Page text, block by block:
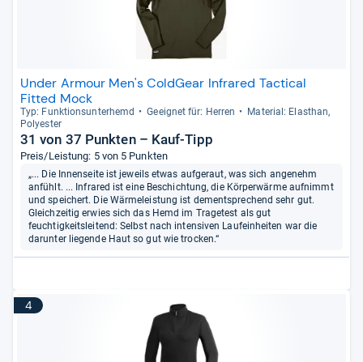
Under Armour Men's ColdGear Infrared Tactical
Fitted Mock
Typ: Funk­ti­ons­un­ter­hemd Geeig­net für: Her­ren
Mate­rial: Elasthan,
Poly­es­ter
31 von 37 Punkten – Kauf-Tipp
Preis/Leistung: 5 von 5 Punkten
„... Die Innenseite ist jeweils etwas aufgeraut, was sich angenehm
anfühlt. ... Infrared ist eine Beschichtung, die Körperwärme aufnimmt
und speichert. Die Wärmeleistung ist dementsprechend sehr gut.
Gleichzeitig erwies sich das Hemd im Tragetest als gut
feuchtigkeitsleitend: Selbst nach intensiven Laufeinheiten war die
darunter liegende Haut so gut wie trocken.“
4